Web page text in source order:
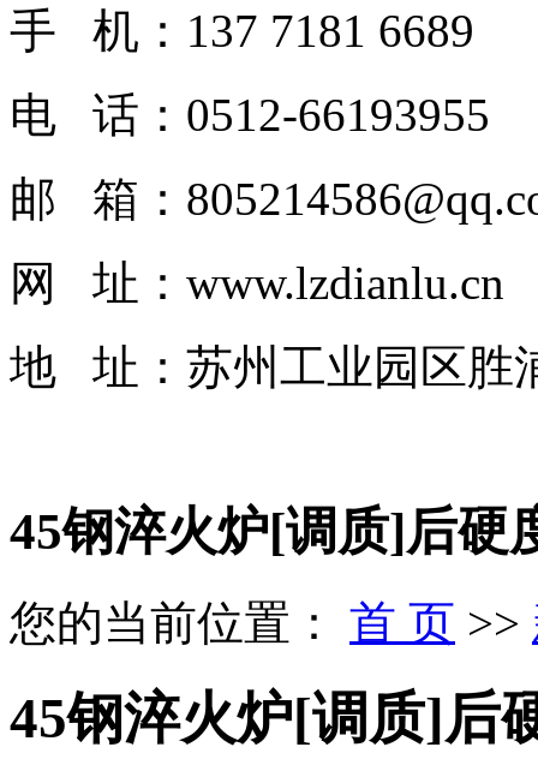
手 机：137 7181 6689
电 话：0512-66193955
邮 箱：
网 址：www.lzdianlu.cn
地 址： 苏州工业园区胜
45钢淬火炉[调质]后硬
您的当前位置： 首 页 >>
45钢淬火炉[调质]后